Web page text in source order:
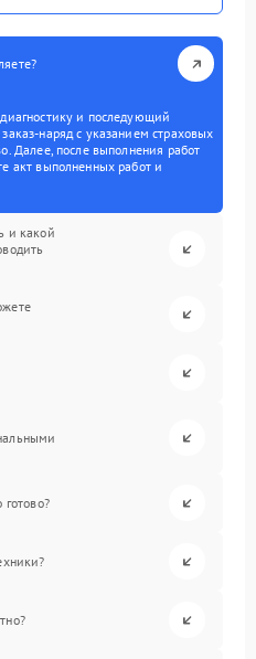
и последующий
наряд с указанием страховых
Далее, после выполнения работ
акт выполненных работ и
и какой